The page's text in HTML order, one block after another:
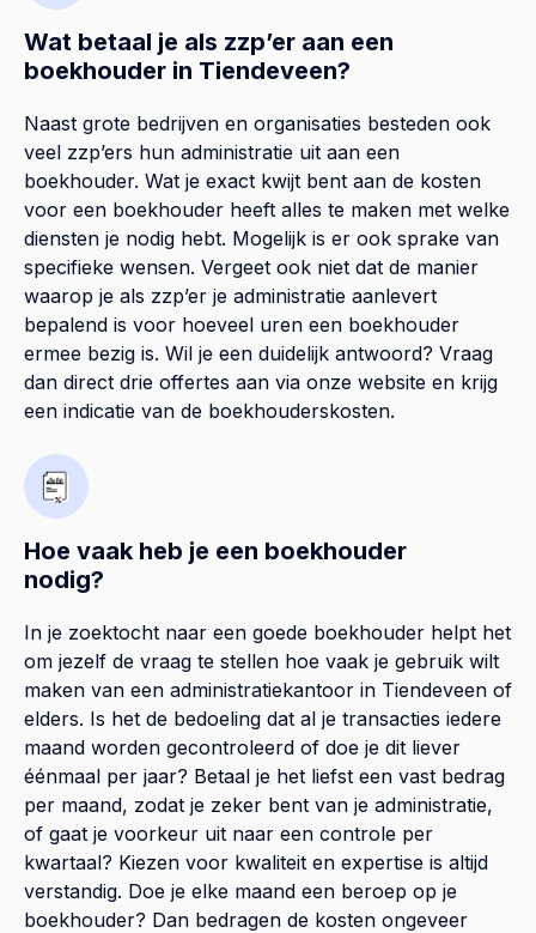
Wat betaal je als zzp’er aan een
boekhouder in Tiendeveen?
Naast grote bedrijven en organisaties besteden ook
veel zzp’ers hun administratie uit aan een
boekhouder. Wat je exact kwijt bent aan de kosten
voor een boekhouder heeft alles te maken met welke
diensten je nodig hebt. Mogelijk is er ook sprake van
specifieke wensen. Vergeet ook niet dat de manier
waarop je als zzp’er je administratie aanlevert
bepalend is voor hoeveel uren een boekhouder
ermee bezig is. Wil je een duidelijk antwoord? Vraag
dan direct drie offertes aan via onze website en krijg
een indicatie van de boekhouderskosten.
Hoe vaak heb je een boekhouder
nodig?
In je zoektocht naar een goede boekhouder helpt het
om jezelf de vraag te stellen hoe vaak je gebruik wilt
maken van een administratiekantoor in Tiendeveen of
elders. Is het de bedoeling dat al je transacties iedere
maand worden gecontroleerd of doe je dit liever
éénmaal per jaar? Betaal je het liefst een vast bedrag
per maand, zodat je zeker bent van je administratie,
of gaat je voorkeur uit naar een controle per
kwartaal? Kiezen voor kwaliteit en expertise is altijd
verstandig. Doe je elke maand een beroep op je
boekhouder? Dan bedragen de kosten ongeveer